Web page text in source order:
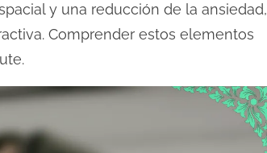
y una reducción de la ansiedad,
Comprender estos elementos